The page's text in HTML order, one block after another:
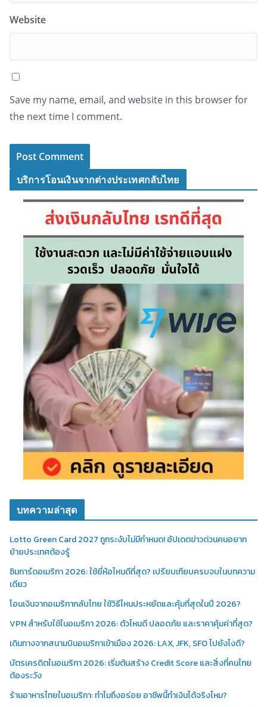
Website
Save my name, email, and website in this browser for
the next time I comment.
บริการโอนเงินจากต่างประเทศกลับไทย
บทความล่าสุด
Lotto Green Card 2027 ถูกระงับไม่มีกำหนด! อัปเดตข่าวด่วนคนอยาก
ย้ายประเทศต้องรู้
ซิมการ์ดอเมริกา 2026: ใช้ยี่ห้อไหนดีที่สุด? เปรียบเทียบครบจบในบทความ
เดียว
โอนเงินจากอเมริกากลับไทย ใช้วิธีไหนประหยัดและคุ้มที่สุดในปี 2026?
VPN สำหรับใช้ในอเมริกา 2026: ตัวไหนดี ปลอดภัย และราคาคุ้มค่าที่สุด?
เดินทางจากสนามบินอเมริกาเข้าเมือง 2026: LAX, JFK, SFO ไปยังไงดี?
บัตรเครดิตในอเมริกา 2026: เริ่มต้นสร้าง Credit Score และสิ่งที่คนไทย
ต้องระวัง
ร้านอาหารไทยในอเมริกา: ทำไมถึงอร่อย อาชีพนี้ทำเงินได้จริงไหม?